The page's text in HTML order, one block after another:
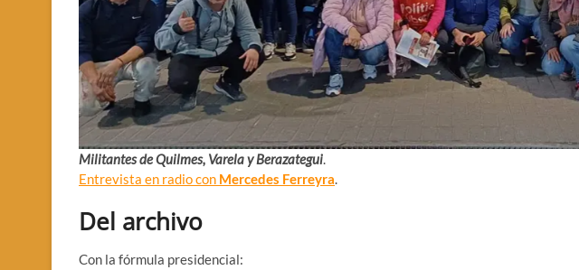
Militantes de Quilmes, Varela y Berazategui.
Entrevista en radio con Mercedes Ferreyra.
Del archivo
Con la fórmula presidencial: